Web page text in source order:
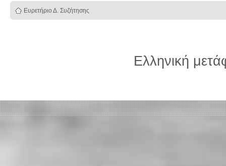
Ευρετήριο Δ. Συζήτησης
Ελληνική